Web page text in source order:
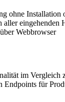
ohne
aller eingehenden
Webbrowser
im Vergleich
Endpoints für